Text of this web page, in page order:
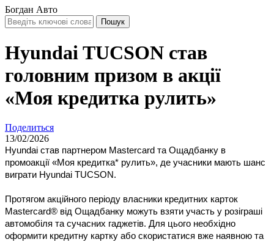
Богдан Авто
Hyundai TUCSON став
головним призом в акції
«Моя кредитка рулить»
Поделиться
13/02/2026
Hyundai став партнером Mastercard та Ощадбанку в
промоакції «Моя кредитка* рулить», де учасники мають шанс
виграти Hyundai TUCSON.
Протягом акційного періоду власники кредитних карток
Mastercard® від Ощадбанку можуть взяти участь у розіграші
автомобіля та сучасних гаджетів. Для цього необхідно
оформити кредитну картку або скористатися вже наявною та